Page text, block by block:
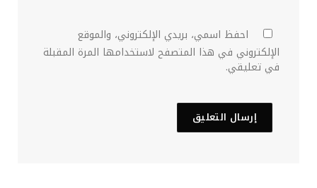
احفظ اسمي، بريدي الإلكتروني، والموقع
الإلكتروني في هذا المتصفح لاستخدامها المرة المقبلة
في تعليقي.